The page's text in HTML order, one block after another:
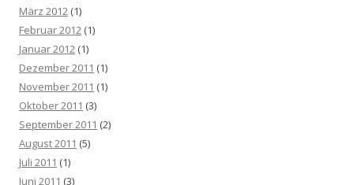
März 2012 (1)
Februar 2012 (1)
Januar 2012 (1)
Dezember 2011 (1)
November 2011 (1)
Oktober 2011 (3)
September 2011 (2)
August 2011 (5)
Juli 2011 (1)
Juni 2011 (3)